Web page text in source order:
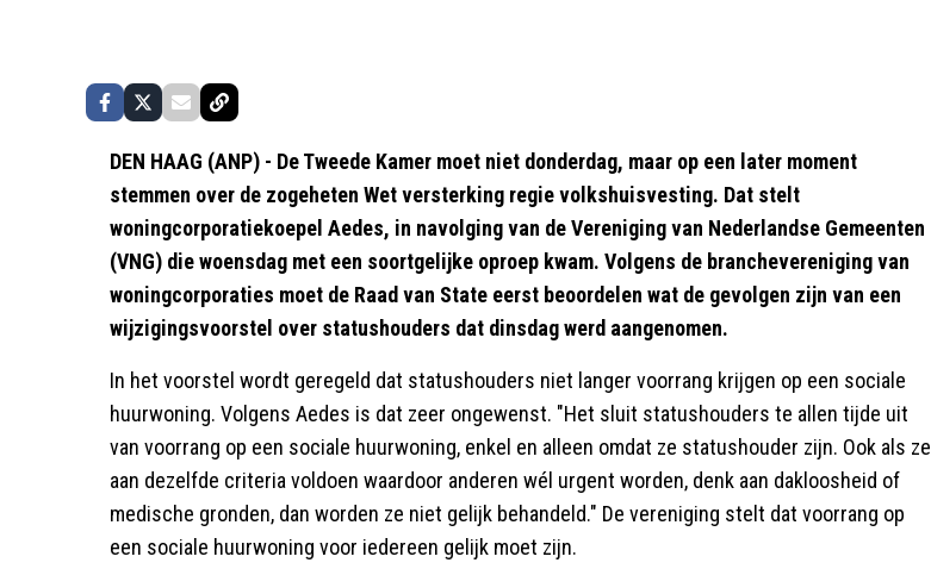
DEN HAAG (ANP) - De Tweede Kamer moet niet donderdag, maar op een later moment
stemmen over de zogeheten Wet versterking regie volkshuisvesting. Dat stelt
woningcorporatiekoepel Aedes, in navolging van de Vereniging van Nederlandse Gemeenten
(VNG) die woensdag met een soortgelijke oproep kwam. Volgens de branchevereniging van
woningcorporaties moet de Raad van State eerst beoordelen wat de gevolgen zijn van een
wijzigingsvoorstel over statushouders dat dinsdag werd aangenomen.
In het voorstel wordt geregeld dat statushouders niet langer voorrang krijgen op een sociale
huurwoning. Volgens Aedes is dat zeer ongewenst. "Het sluit statushouders te allen tijde uit
van voorrang op een sociale huurwoning, enkel en alleen omdat ze statushouder zijn. Ook als ze
aan dezelfde criteria voldoen waardoor anderen wél urgent worden, denk aan dakloosheid of
medische gronden, dan worden ze niet gelijk behandeld." De vereniging stelt dat voorrang op
een sociale huurwoning voor iedereen gelijk moet zijn.